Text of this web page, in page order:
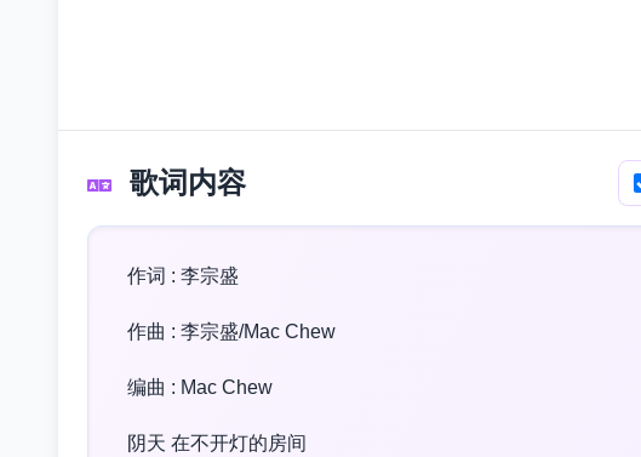
歌词内容
作词 : 李宗盛
作曲 : 李宗盛/Mac Chew
编曲 : Mac Chew
阴天 在不开灯的房间